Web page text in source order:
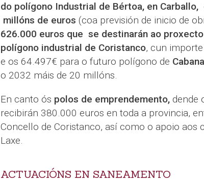
do polígono Industrial de Bértoa, en Carballo,
millóns de euros (coa previsión de inicio de
626.000 euros que se destinarán ao
polígono industrial de Coristanco, cun
e os 64.497€ para o futuro polígono de Cabana
o 2032 máis de 20 millóns.
En canto ós polos de emprendemento,dende
recibirán 380.000 euros en toda a provincia,
Concello de Coristanco, así como o apoio aos
Laxe.
ACTUACIÓNS EN SANEAMENTO